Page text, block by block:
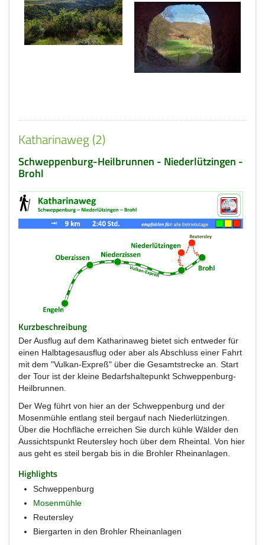
Katharinaweg (2)
Schweppenburg-Heilbrunnen - Niederlützingen -
Brohl
Kurzbeschreibung
Der Ausflug auf dem Katharinaweg bietet sich entweder für
einen Halbtagesausflug oder aber als Abschluss einer Fahrt
mit dem "Vulkan-Expreß" über die Gesamtstrecke an. Start
der Tour ist der kleine Bedarfshaltepunkt Schweppenburg-
Heilbrunnen.
Der Weg führt von hier an der Schweppenburg und der
Mosenmühle entlang steil bergauf nach Niederlützingen.
Über die Hochfläche erreichen Sie durch kühle Wälder den
Aussichtspunkt Reutersley hoch über dem Rheintal. Von hier
aus geht es steil bergab bis in die Brohler Rheinanlagen.
Highlights
Schweppenburg
Mosenmühle
Reutersley
Biergarten in den Brohler Rheinanlagen